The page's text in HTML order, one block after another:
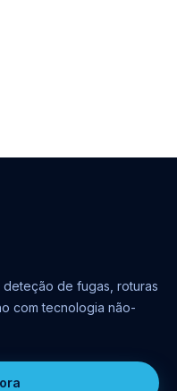
deteção de fugas, roturas
com tecnologia não-